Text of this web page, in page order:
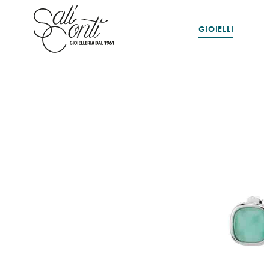
GIOIELLI